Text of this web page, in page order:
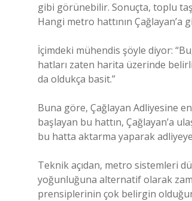
gibi görünebilir. Sonuçta, toplu
Hangi metro hattının
İçimdeki mühendis şöyle diyor:
hatları zaten harita üzerinde
da oldukça basit.”
Buna göre, Çağlayan Adliyesine
başlayan bu hattın, Çağlayan’a
bu hatta aktarma yaparak
Teknik açıdan, metro sistemleri
yoğunluğuna alternatif olarak
prensiplerinin çok belirgin